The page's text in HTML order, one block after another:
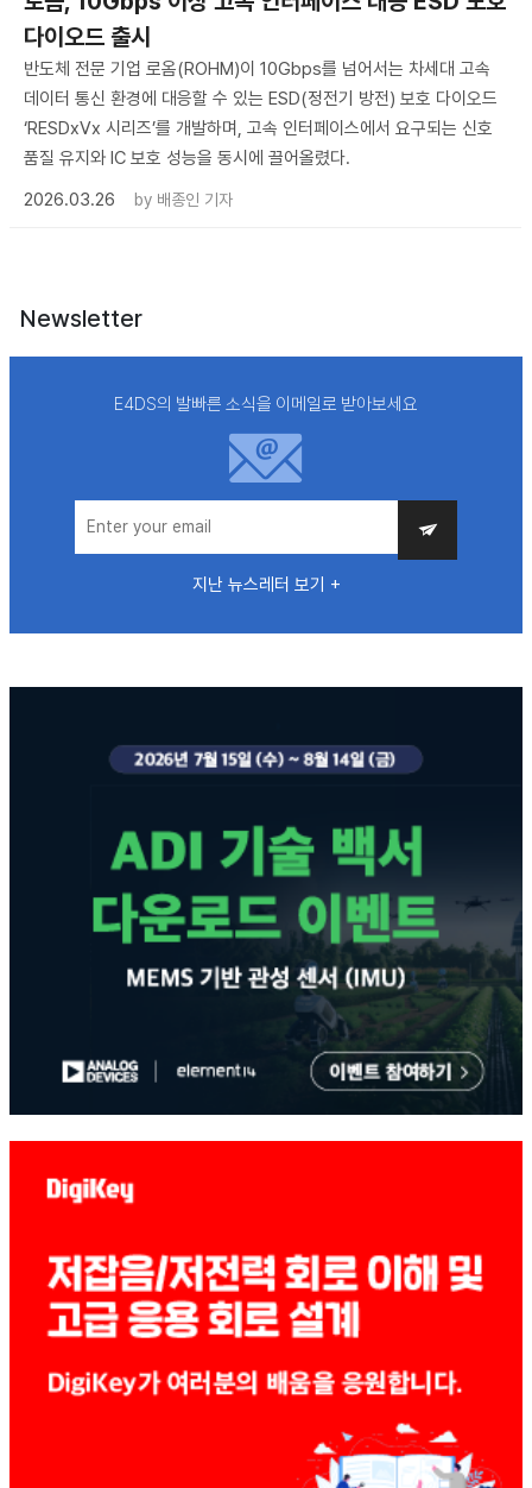
다이오드 출시
반도체 전문 기업 로옴(ROHM)이 10Gbps를 넘어서는 차세대 고속
데이터 통신 환경에 대응할 수 있는 ESD(정전기 방전) 보호 다이오드
‘RESDxVx 시리즈’를 개발하며, 고속 인터페이스에서 요구되는 신호
품질 유지와 IC 보호 성능을 동시에 끌어올렸다.
2026.03.26
by 배종인 기자
Newsletter
E4DS의 발빠른 소식을 이메일로 받아보세요
지난 뉴스레터 보기 +